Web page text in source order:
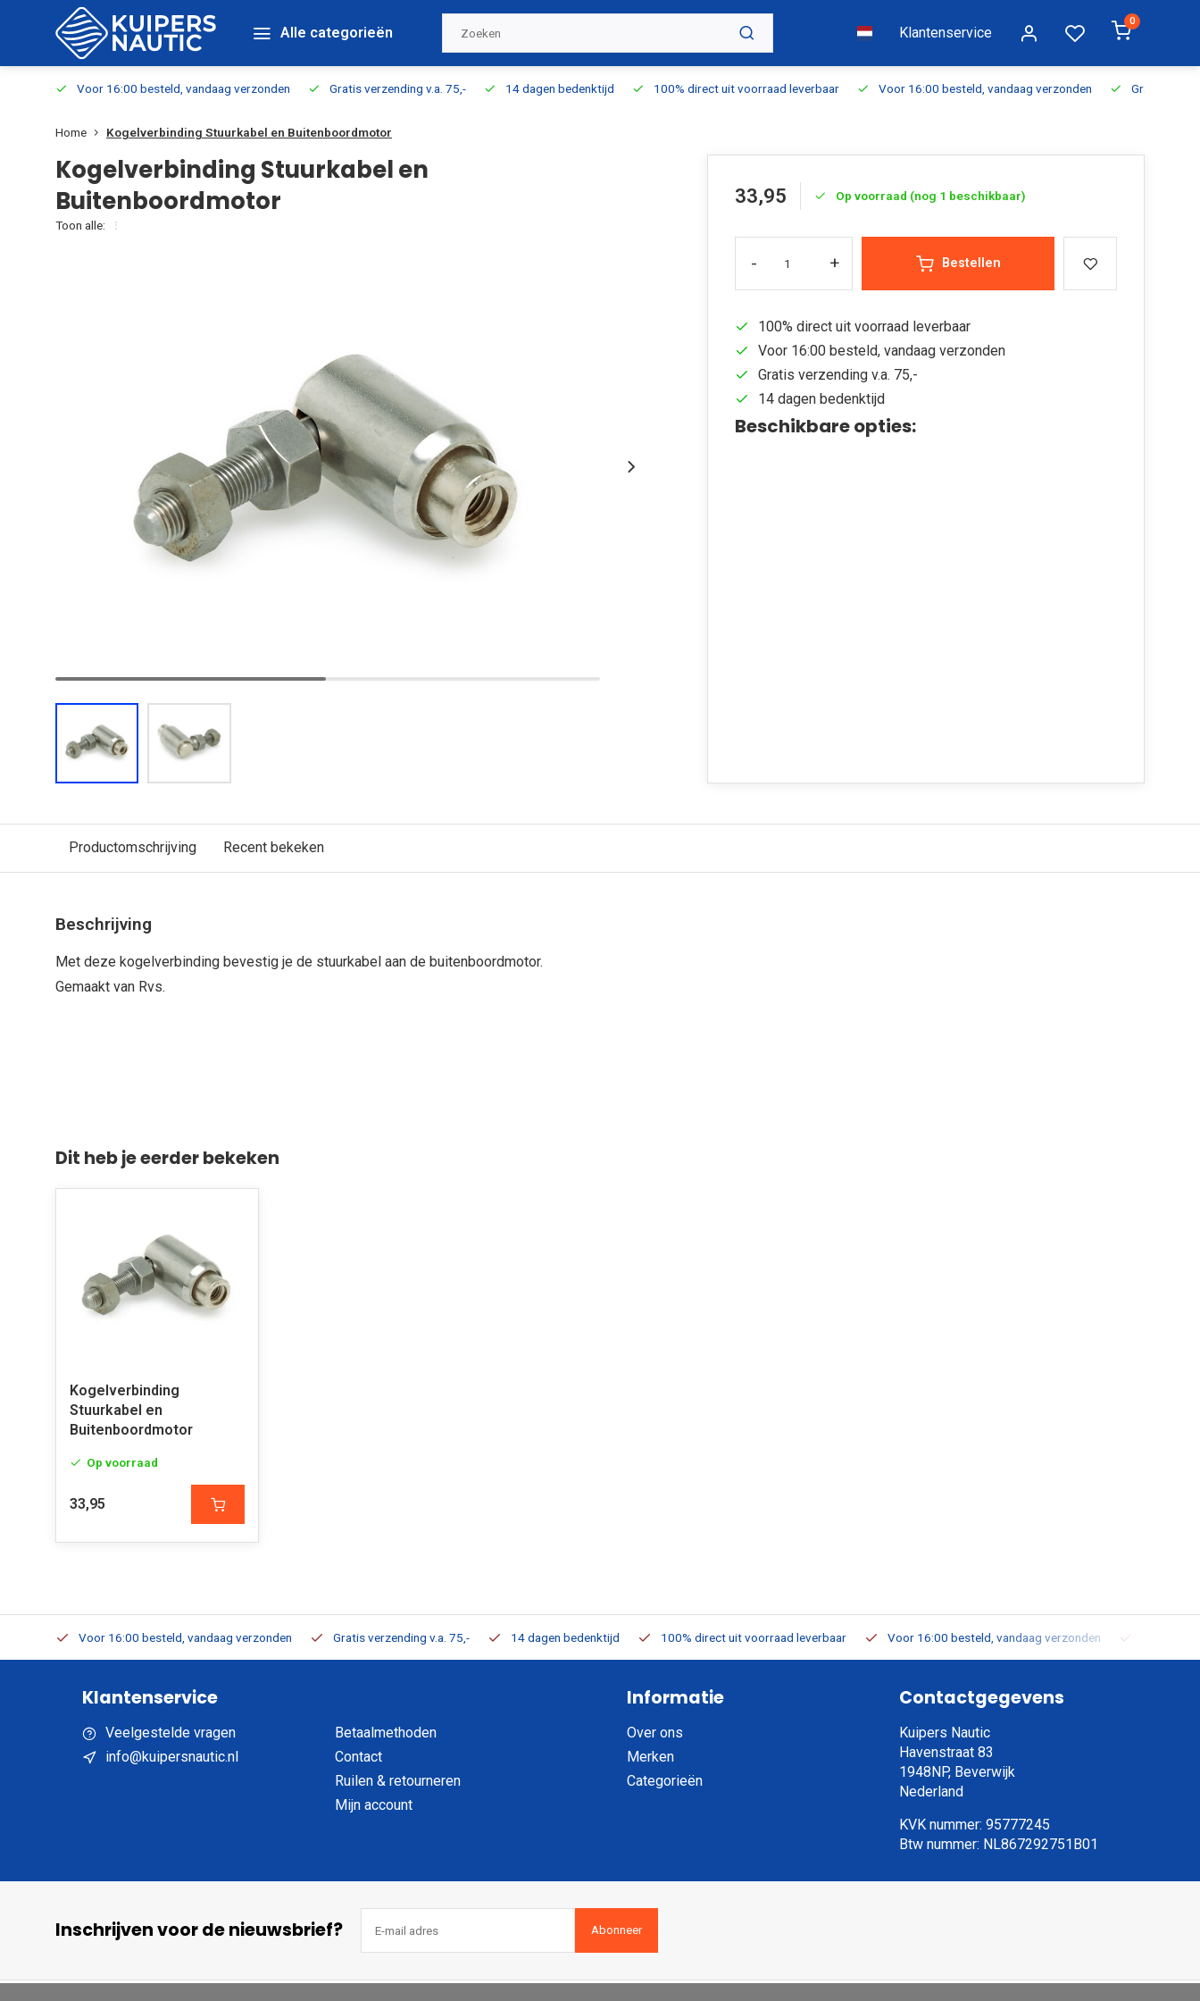
Alle categorieën Klantenservice
0
Voor 16:00 besteld, vandaag verzonden Gratis verzending v.a. 75,- 14 dagen bedenktijd 100% direct uit voorraad leverbaar Voor 16:00 besteld, vandaag verzonden Gratis
Home Kogelverbinding Stuurkabel en Buitenboordmotor
Kogelverbinding Stuurkabel en
Buitenboordmotor
Toon alle:
33,95 Op voorraad (nog 1 beschikbaar)
- + Bestellen
100% direct uit voorraad leverbaar
Voor 16:00 besteld, vandaag verzonden
Gratis verzending v.a. 75,-
14 dagen bedenktijd
Beschikbare opties:
Productomschrijving Recent bekeken
Beschrijving
Met deze kogelverbinding bevestig je de stuurkabel aan de buitenboordmotor.
Gemaakt van Rvs.
Dit heb je eerder bekeken
Kogelverbinding
Stuurkabel en
Buitenboordmotor
Op voorraad
33,95
Voor 16:00 besteld, vandaag verzonden Gratis verzending v.a. 75,- 14 dagen bedenktijd 100% direct uit voorraad leverbaar Voor 16:00 besteld, vandaag verzonden
Klantenservice
Veelgestelde vragen
info@kuipersnautic.nl
Betaalmethoden
Contact
Ruilen & retourneren
Mijn account
Informatie
Over ons
Merken
Categorieën
Contactgegevens
Kuipers Nautic
Havenstraat 83
1948NP, Beverwijk
Nederland
KVK nummer: 95777245
Btw nummer: NL867292751B01
Inschrijven voor de nieuwsbrief? Abonneer